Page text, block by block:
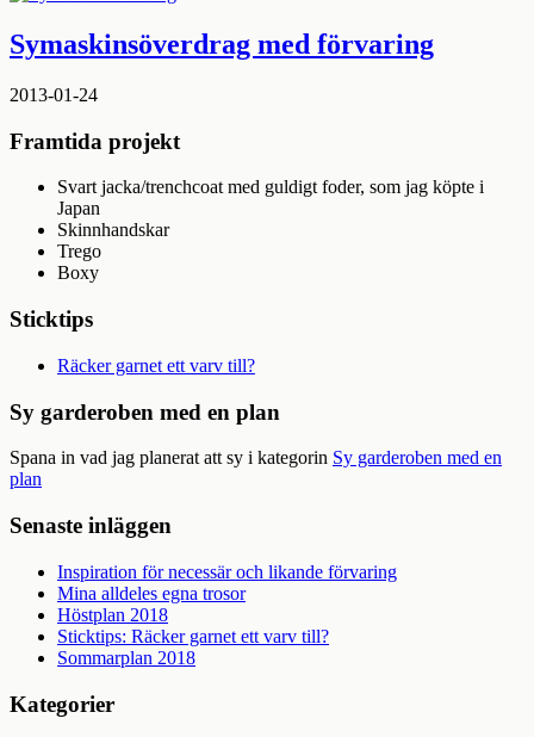
Symaskinsöverdrag med förvaring
2013-01-24
Framtida projekt
Svart jacka/trenchcoat med guldigt foder, som jag köpte i
Japan
Skinnhandskar
Trego
Boxy
Sticktips
Räcker garnet ett varv till?
Sy garderoben med en plan
Spana in vad jag planerat att sy i kategorin Sy garderoben med en
plan
Senaste inläggen
Inspiration för necessär och likande förvaring
Mina alldeles egna trosor
Höstplan 2018
Sticktips: Räcker garnet ett varv till?
Sommarplan 2018
Kategorier